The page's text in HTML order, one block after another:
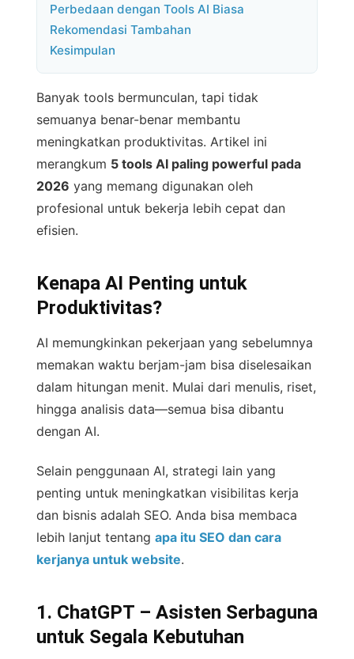
Perbedaan dengan Tools AI Biasa
Rekomendasi Tambahan
Kesimpulan
Banyak tools bermunculan, tapi tidak
semuanya benar-benar membantu
meningkatkan produktivitas. Artikel ini
merangkum 5 tools AI paling powerful pada
2026 yang memang digunakan oleh
profesional untuk bekerja lebih cepat dan
efisien.
Kenapa AI Penting untuk
Produktivitas?
AI memungkinkan pekerjaan yang sebelumnya
memakan waktu berjam-jam bisa diselesaikan
dalam hitungan menit. Mulai dari menulis, riset,
hingga analisis data—semua bisa dibantu
dengan AI.
Selain penggunaan AI, strategi lain yang
penting untuk meningkatkan visibilitas kerja
dan bisnis adalah SEO. Anda bisa membaca
lebih lanjut tentang apa itu SEO dan cara
kerjanya untuk website.
1. ChatGPT – Asisten Serbaguna
untuk Segala Kebutuhan